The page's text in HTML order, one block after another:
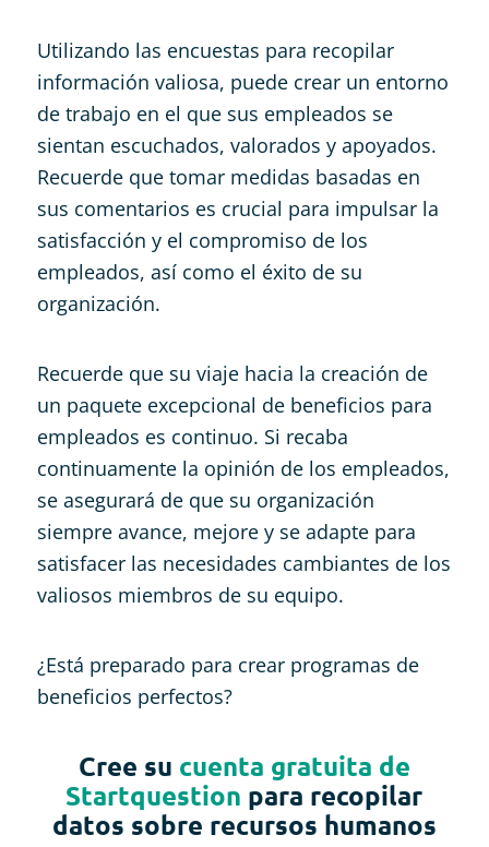
Utilizando las encuestas para recopilar
información valiosa, puede crear un entorno
de trabajo en el que sus empleados se
sientan escuchados, valorados y apoyados.
Recuerde que tomar medidas basadas en
sus comentarios es crucial para impulsar la
satisfacción y el compromiso de los
empleados, así como el éxito de su
organización.
Recuerde que su viaje hacia la creación de
un paquete excepcional de beneficios para
empleados es continuo. Si recaba
continuamente la opinión de los empleados,
se asegurará de que su organización
siempre avance, mejore y se adapte para
satisfacer las necesidades cambiantes de los
valiosos miembros de su equipo.
¿Está preparado para crear programas de
beneficios perfectos?
Cree su cuenta gratuita de
Startquestion para recopilar
datos sobre recursos humanos